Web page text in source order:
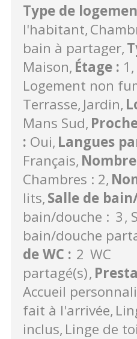
Type de
l'habitant
bain à partager
Maison Étage : 1
Logement non
Terrasse Jardin
Mans Sud
: Oui Langues
Français
Chambres : 2
lits Salle de
bain/douche : 3
bain/douche
de WC : 2 WC
partagé(s)
Accueil
fait à l'arrivée
inclus Linge de